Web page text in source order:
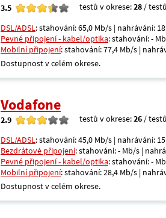
3.5 testů v okrese:28 /
DSL/ADSL: stahování: 65,0 Mb/s | nahrávání:
Pevné připojení - kabel/optika: stahování: -
Mobilní připojení: stahování: 77,4 Mb/s |
Dostupnost v celém okrese.
Vodafone
2.9 testů v okrese:26 /
DSL/ADSL: stahování: 45,0 Mb/s | nahrávání:
Bezdrátové připojení: stahování: - Mb/s |
Pevné připojení - kabel/optika: stahování: -
Mobilní připojení: stahování: 28,4 Mb/s |
Dostupnost v celém okrese.